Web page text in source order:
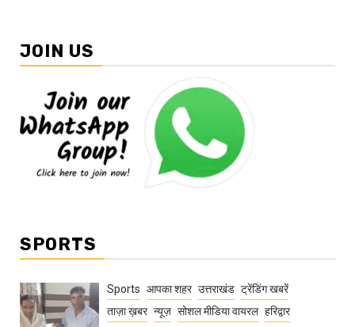
JOIN US
SPORTS
Sports आपका शहर उत्तराखंड ट्रेंडिंग खबरें
ताज़ा ख़बर न्यूज़ सोशल मीडिया वायरल हरिद्वार